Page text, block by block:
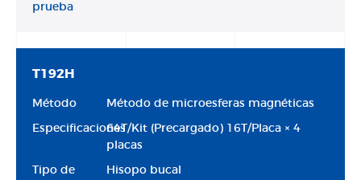
prueba
T192H
Método Método de microesferas magnéticas
Especificaciones64T/Kit (Precargado) 16T/Placa × 4
placas
Tipo de
Hisopo bucal